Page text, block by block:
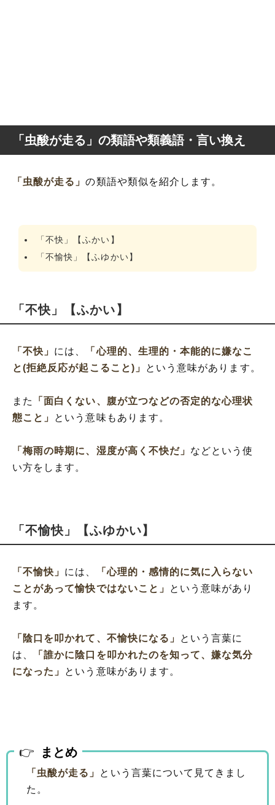
「虫酸が走る」の類語や類義語・言い換え
「虫酸が走る」の類語や類似を紹介します。
「不快」【ふかい】
「不愉快」【ふゆかい】
「不快」【ふかい】
「不快」 には、
「心理的、生理的・本能的に嫌なこ
と(拒絶反応が起こること)」
という意味があります。
また
「面白くない、腹が立つなどの否定的な心理状
態こと」
という意味もあります。
「梅雨の時期に、湿度が高く不快だ」 などという使
い方をします。
「不愉快」【ふゆかい】
「不愉快」 には、
「心理的・感情的に気に入らない
ことがあって愉快ではないこと」
という意味があり
ます。
「陰口を叩かれて、不愉快になる」
という言葉に
は、
「誰かに陰口を叩かれたのを知って、嫌な気分
になった」 という意味があります。
まとめ
「虫酸が走る」 という言葉について見てきまし
た。